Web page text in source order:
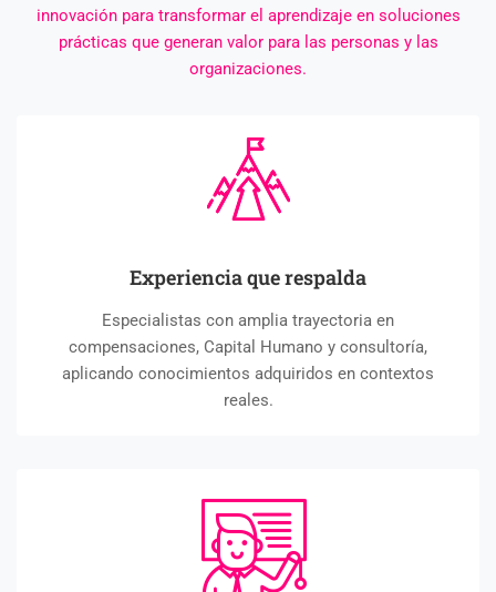
innovación para transformar el aprendizaje en soluciones
prácticas que generan valor para las personas y las
organizaciones.
Experiencia que respalda
Especialistas con amplia trayectoria en
compensaciones, Capital Humano y consultoría,
aplicando conocimientos adquiridos en contextos
reales.